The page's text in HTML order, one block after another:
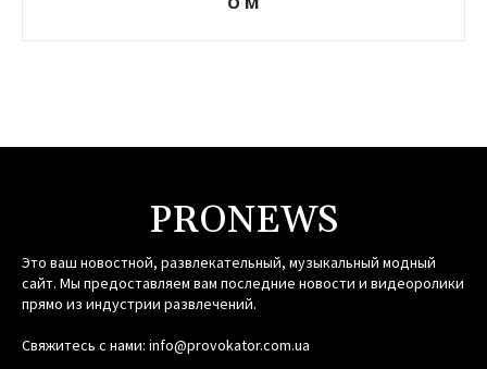
PRONEWS
Это ваш новостной, развлекательный, музыкальный модный
сайт. Мы предоставляем вам последние новости и видеоролики
прямо из индустрии развлечений.
Свяжитесь с нами: info@provokator.com.ua